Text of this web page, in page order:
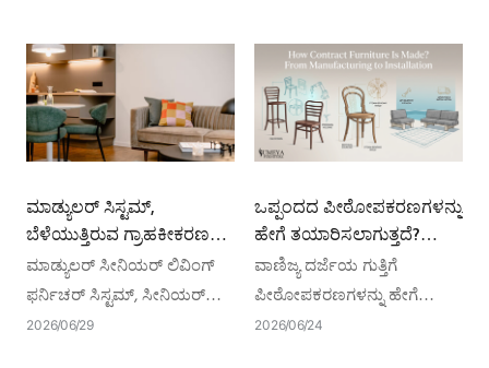
ಅನ್ನು ಗರಿಷ್ಠಗೊಳಿಸಲು ಸೌಕರ್ಯ,
ಬಾಳಿಕೆ ಮತ್ತು ಶೈಲಿಯನ್ನು
ಸಮತೋಲನಗೊಳಿಸಲು ಕಲಿಯಿರಿ.
ಮಾಡ್ಯುಲರ್ ಸಿಸ್ಟಮ್,
ಬೆಳೆಯುತ್ತಿರುವ ಗ್ರಾಹಕೀಕರಣ
ಬೇಡಿಕೆಯೊಂದಿಗೆ ಹಿರಿಯ ವಾಸದ
ಪೀಠೋಪಕರಣಗಳ ಸಗಟು
ಮಾರಾಟದಲ್ಲಿ ದಾಸ್ತಾನು
ಮಾಡ್ಯುಲರ್ ಸೀನಿಯರ್ ಲಿವಿಂಗ್
ಫರ್ನಿಚರ್ ಸಿಸ್ಟಮ್, ಸೀನಿಯರ್
ಲಿವಿಂಗ್ ಫರ್ನಿಚರ್ ವ್ಯವಹಾರಕ್ಕಾಗಿ
20260629
ಒಪ್ಪಂದದ ಪೀಠೋಪಕರಣಗಳನ್ನು
ಹೇಗೆ ತಯಾರಿಸಲಾಗುತ್ತದೆ?
ತಯಾರಿಕೆಯಿಂದ
ಅನುಸ್ಥಾಪನೆಯವರೆಗೆ
ವಾಣಿಜ್ಯ ದರ್ಜೆಯ ಗುತ್ತಿಗೆ
ಪೀಠೋಪಕರಣಗಳನ್ನು ಹೇಗೆ
ತಯಾರಿಸಲಾಗುತ್ತದೆ ಎಂಬುದನ್ನು
20260624